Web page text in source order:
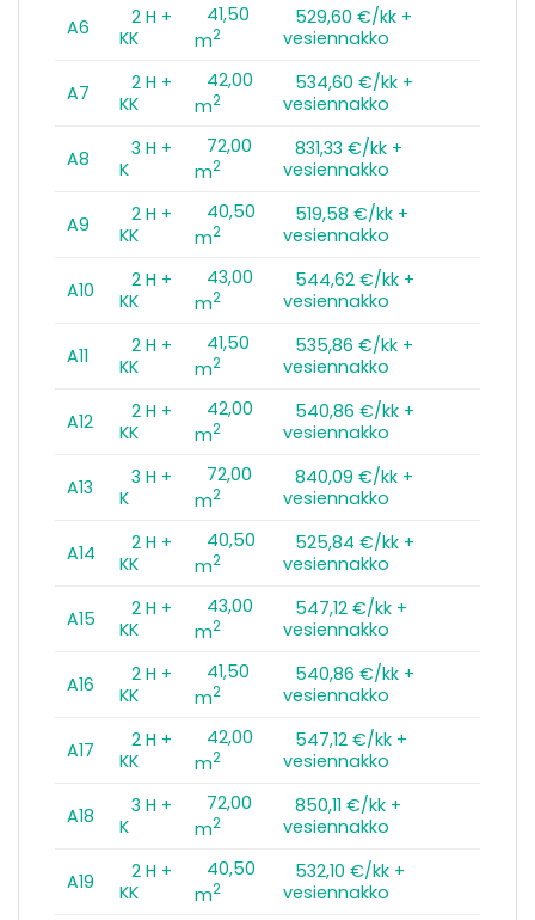
A6
2 H +
KK
41,50
m2
529,60 €/kk +
vesiennakko
A7
2 H +
KK
42,00
m2
534,60 €/kk +
vesiennakko
A8
3 H +
K
72,00
m2
831,33 €/kk +
vesiennakko
A9
2 H +
KK
40,50
m2
519,58 €/kk +
vesiennakko
A10
2 H +
KK
43,00
m2
544,62 €/kk +
vesiennakko
A11
2 H +
KK
41,50
m2
535,86 €/kk +
vesiennakko
A12
2 H +
KK
42,00
m2
540,86 €/kk +
vesiennakko
A13
3 H +
K
72,00
m2
840,09 €/kk +
vesiennakko
A14
2 H +
KK
40,50
m2
525,84 €/kk +
vesiennakko
A15
2 H +
KK
43,00
m2
547,12 €/kk +
vesiennakko
A16
2 H +
KK
41,50
m2
540,86 €/kk +
vesiennakko
A17
2 H +
KK
42,00
m2
547,12 €/kk +
vesiennakko
A18
3 H +
K
72,00
m2
850,11 €/kk +
vesiennakko
A19
2 H +
KK
40,50
m2
532,10 €/kk +
vesiennakko